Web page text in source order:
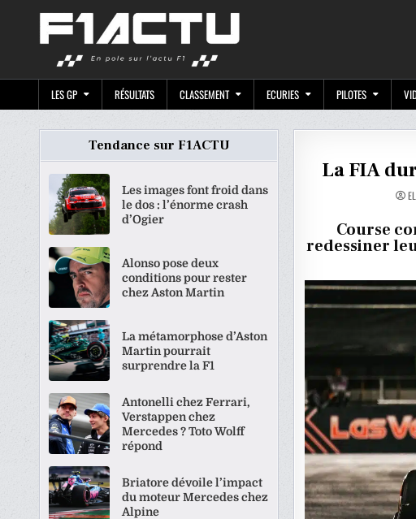
LES GP RÉSULTATS CLASSEMENT ECURIES PILOTES
La FIA
Course
redessiner
Tendance sur F1ACTU
Les images font froid dans
le dos : l’énorme crash
d’Ogier
Alonso pose deux
conditions pour rester
chez Aston Martin
La métamorphose d’Aston
Martin pourrait
surprendre la F1
Antonelli chez Ferrari,
Verstappen chez
Mercedes ? Toto Wolff
répond
Briatore dévoile l’impact
du moteur Mercedes chez
Alpine